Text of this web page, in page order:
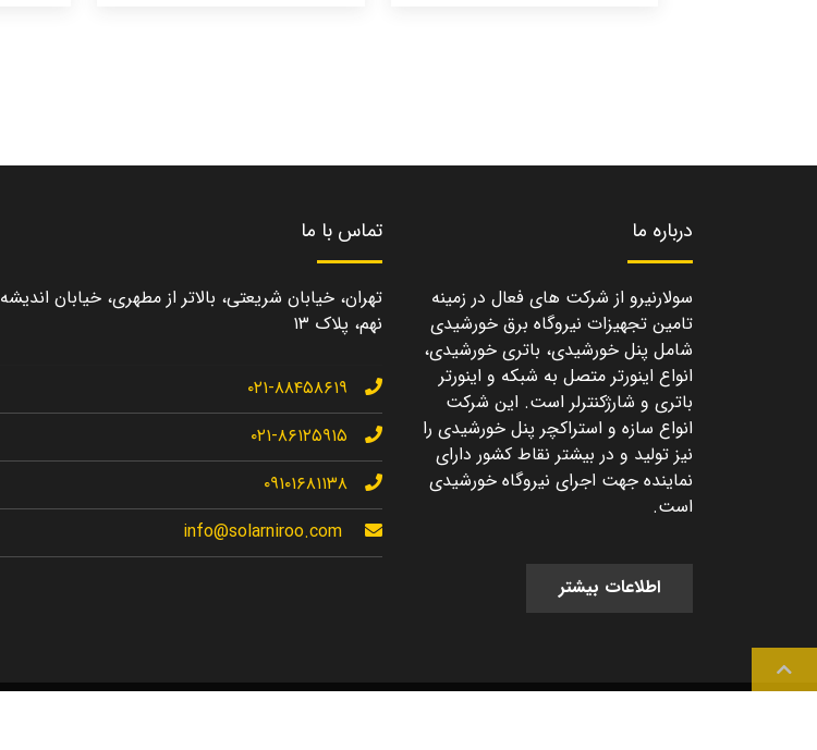
درباره ما
سولارنیرو از شرکت های فعال در زمینه
تامین تجهیزات نیروگاه برق خورشیدی
شامل پنل خورشیدی، باتری خورشیدی،
انواع اینورتر متصل به شبکه و اینورتر
باتری و شارژکنترلر است. این شرکت
انواع سازه و استراکچر پنل خورشیدی را
نیز تولید و در بیشتر نقاط کشور دارای
نماینده جهت اجرای نیروگاه خورشیدی
است.
اطلاعات بیشتر
تماس با ما
تهران، خیابان شریعتی، بالاتر از مطهری، خیابان اندیشه
نهم، پلاک ۱۳
۰۲۱-۸۸۴۵۸۶۱۹
۰۲۱-۸۶۱۲۵۹۱۵
۰۹۱۰۱۶۸۱۱۳۸
info@solarniroo.com